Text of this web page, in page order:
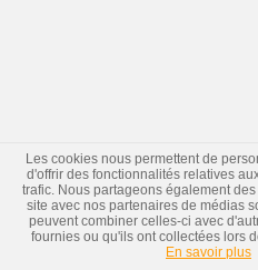
Les cookies nous permettent de
d'offrir des fonctionnalités relatives
trafic. Nous partageons également
site avec nos partenaires de médias
peuvent combiner celles-ci avec
fournies ou qu'ils ont collectées lors
En savoir plus